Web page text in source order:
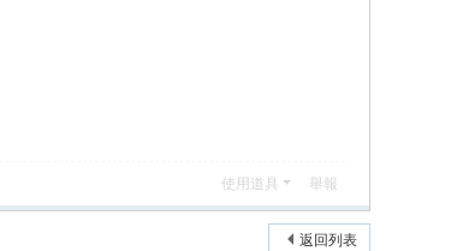
使用道具 舉報
返回列表